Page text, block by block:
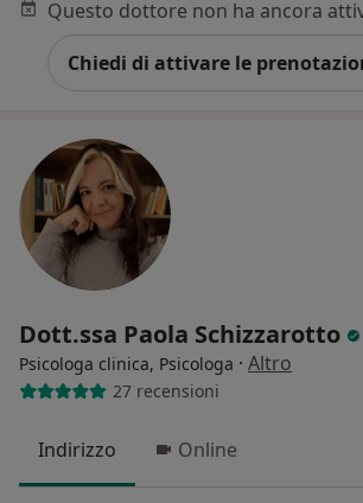
Chiedi di attivare le
Dott.ssa Paola Schizzarotto
Psicologa clinica, Psicologa · Altro
27 recensioni
Indirizzo Online